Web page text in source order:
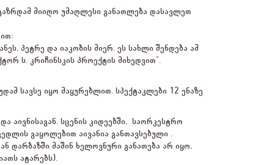
მიიღო უმაღლესი განათლება დასავლეთ
პეტრე და იაკობის მიერ. ეს სახლი შენდება ამ
ს. კრიჩინსკის პროექტის მიხედვით".
სავსე იყო მაყურებლით. სპექტაკლები 12 ენაზე
სცენის კიდეებში, საორკესტრო
გაყოლებით აივანია განთავსებული .
დარბაზში მაშინ ხელოვნური განათება არ იყო,
ატარებს).